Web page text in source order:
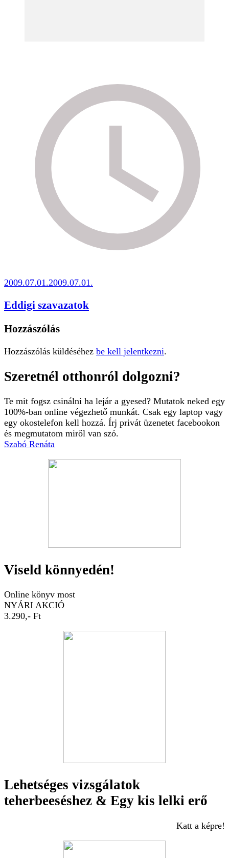
2009.07.01.2009.07.01.
Eddigi szavazatok
Hozzászólás
Hozzászólás küldéséhez be kell jelentkezni.
Szeretnél otthonról dolgozni?
Te mit fogsz csinálni ha lejár a gyesed? Mutatok neked egy
100%-ban online végezhető munkát. Csak egy laptop vagy
egy okostelefon kell hozzá. Írj privát üzenetet facebookon
és megmutatom miről van szó.
Szabó Renáta
Viseld könnyedén!
Online könyv most
NYÁRI AKCIÓ
3.290,- Ft
Lehetséges vizsgálatok
teherbeeséshez & Egy kis lelki erő
Katt a képre!